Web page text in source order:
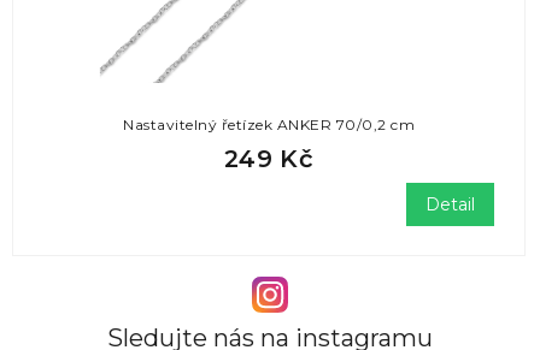
Nastavitelný řetízek ANKER 70/0,2 cm
249 Kč
Detail
Sledujte nás na instagramu